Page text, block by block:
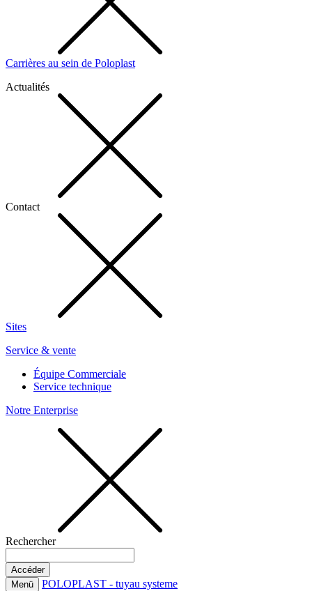
Carrières au sein de Poloplast
Actualités
Contact
Sites
Service & vente
Équipe Commerciale
Service technique
Notre Enterprise
Rechercher
Menü POLOPLAST - tuyau systeme